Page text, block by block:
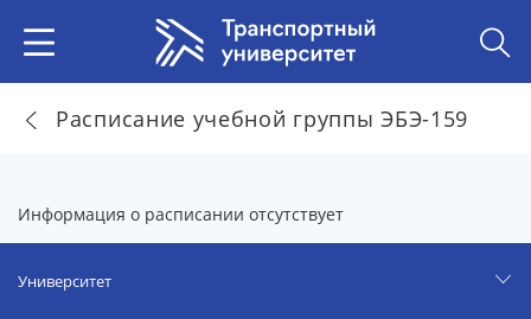
Расписание учебной группы ЭБЭ-159
Информация о расписании отсутствует
Университет